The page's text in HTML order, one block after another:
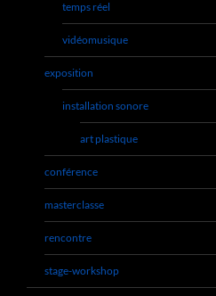
temps réel
vidéomusique
exposition
installation sonore
art plastique
conférence
masterclasse
rencontre
stage-workshop